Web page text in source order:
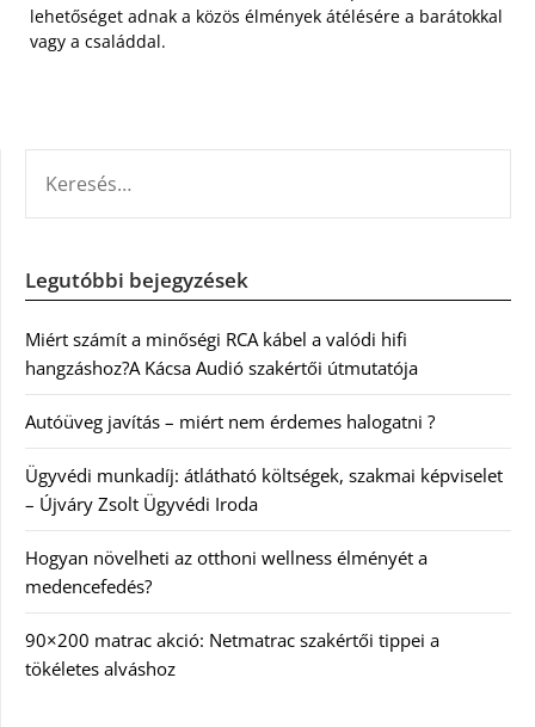
lehetőséget adnak a közös élmények átélésére a barátokkal
vagy a családdal.
Legutóbbi bejegyzések
Miért számít a minőségi RCA kábel a valódi hifi
hangzáshoz?A Kácsa Audió szakértői útmutatója
Autóüveg javítás – miért nem érdemes halogatni ?
Ügyvédi munkadíj: átlátható költségek, szakmai képviselet
– Újváry Zsolt Ügyvédi Iroda
Hogyan növelheti az otthoni wellness élményét a
medencefedés?
90×200 matrac akció: Netmatrac szakértői tippei a
tökéletes alváshoz